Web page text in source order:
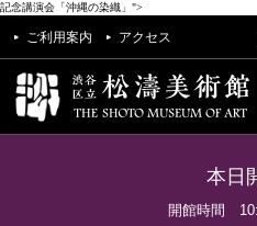
記念講演会「沖縄の染織」">
ご利用案内 アクセス
本日
開館時間